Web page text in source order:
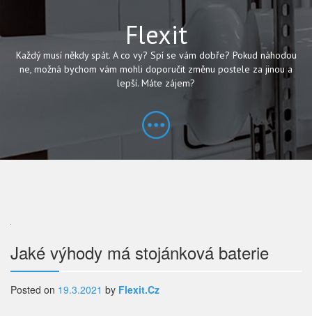
Flexit
Každý musí někdy spát. A co vy? Spí se vám dobře? Pokud náhodou
ne, možná bychom vám mohli doporučit změnu postele za jinou a
lepší. Máte zájem?
Jaké výhody má stojánková baterie
Posted on 19.3.2021 by Flexit.cz
Navigace
pro
příspěvek